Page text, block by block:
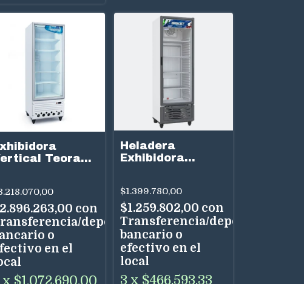
Teora
con
depósito
o
en el
Heladera
Exhibidora
Lts
$1.399.780,00
$1.259.802,00 con
Transferencia/depósito
bancario o
efectivo en el
local
3 x $466.593,33